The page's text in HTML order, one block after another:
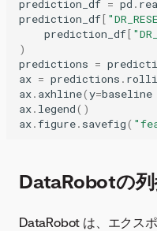
prediction_df = pd .
prediction_df[
prediction_df[
)
predictions =
ax = predictions .
ax. axhline(y=baseline
ax. legend()
ax.figure. savefig(
DataRobotの列
DataRobot は、エクス